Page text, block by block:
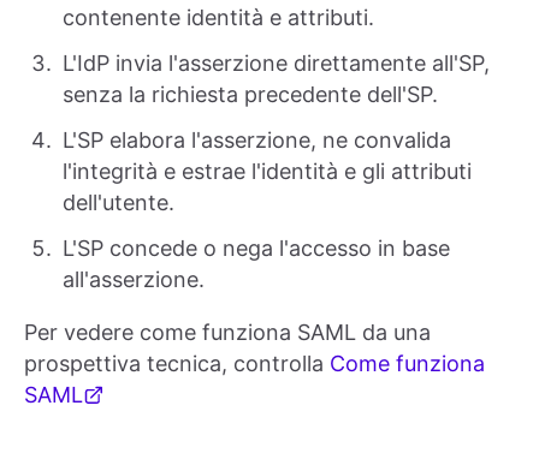
contenente identità e attributi.
L'IdP invia l'asserzione direttamente all'SP,
senza la richiesta precedente dell'SP.
L'SP elabora l'asserzione, ne convalida
l'integrità e estrae l'identità e gli attributi
dell'utente.
L'SP concede o nega l'accesso in base
all'asserzione.
Per vedere come funziona SAML da una
prospettiva tecnica, controlla Come funziona
SAML